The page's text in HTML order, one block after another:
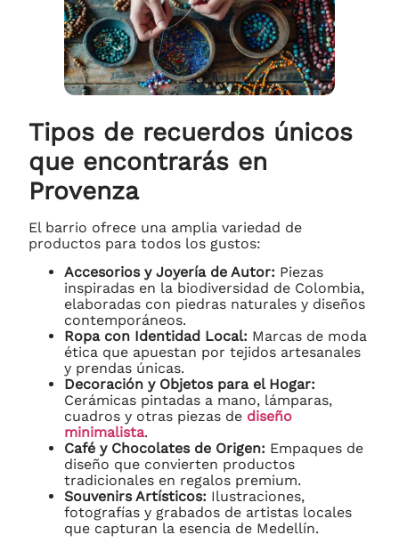
Tipos de recuerdos únicos
que encontrarás en
Provenza
El barrio ofrece una amplia variedad de
productos para todos los gustos:
Accesorios y Joyería de Autor: Piezas
inspiradas en la biodiversidad de Colombia,
elaboradas con piedras naturales y diseños
contemporáneos.
Ropa con Identidad Local: Marcas de moda
ética que apuestan por tejidos artesanales
y prendas únicas.
Decoración y Objetos para el Hogar:
Cerámicas pintadas a mano, lámparas,
cuadros y otras piezas de diseño
minimalista.
Café y Chocolates de Origen: Empaques de
diseño que convierten productos
tradicionales en regalos premium.
Souvenirs Artísticos: Ilustraciones,
fotografías y grabados de artistas locales
que capturan la esencia de Medellín.